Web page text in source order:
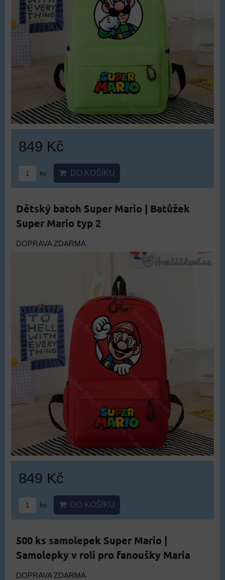
849 Kč
ks DO KOŠÍKU
Dětský batoh Super Mario | Batůžek
Super Mario typ 2
DOPRAVA ZDARMA
849 Kč
ks DO KOŠÍKU
500 ks samolepek Super Mario |
Samolepky v roli pro fanoušky Maria
DOPRAVA ZDARMA